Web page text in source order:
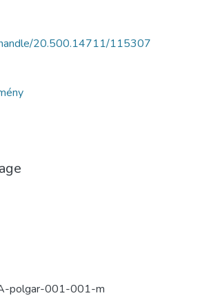
20.500.14711/115307
polgar-001-001-m